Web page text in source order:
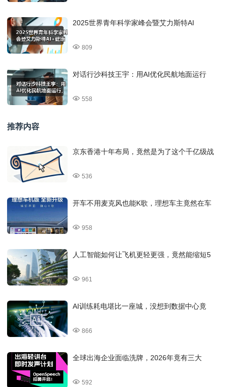
2025世界青年科学家峰会暨艾力斯特AI
809
对话行沙科技王宇：用AI优化民航地面运行
558
推荐内容
京东香港十年布局，竟然是为了这个千亿级战
536
开车不用麦克风也能K歌，理想车主竟然在车
958
人工智能如何让飞机更轻更强，竟然能缩短5
961
AI训练耗电堪比一座城，没想到数据中心竟
866
全球出海企业面临洗牌，2026年竟有三大
592